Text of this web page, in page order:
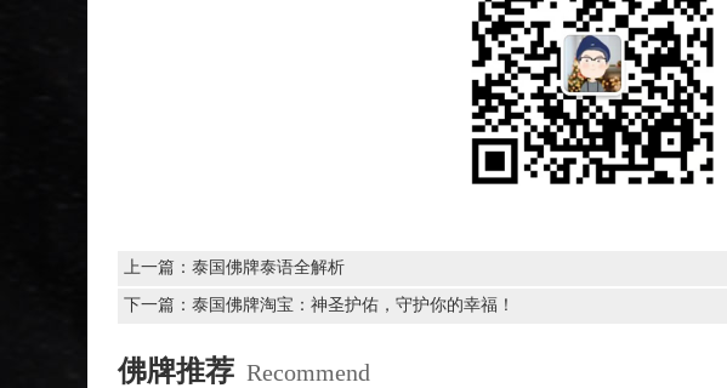
上一篇： 泰国佛牌泰语全解析
下一篇： 泰国佛牌淘宝：神圣护佑，守护你的幸福！
佛牌推荐 Recommend